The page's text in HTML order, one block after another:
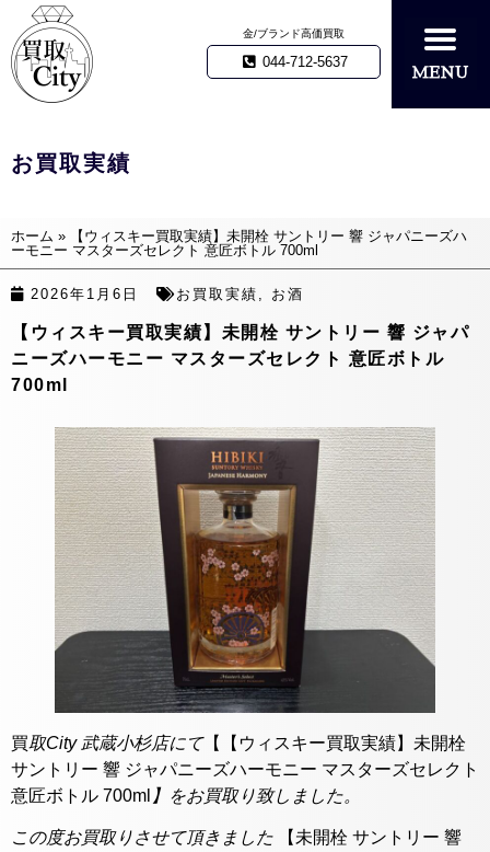
金/ブランド高価買取
044-712-5637
お買取実績
ホーム »
【ウィスキー買取実績】未開栓 サントリー 響 ジャパニーズハ
ーモニー マスターズセレクト 意匠ボトル 700ml
2026年1月6日 お買取実績 お酒
【ウィスキー買取実績】未開栓 サントリー 響 ジャパ
ニーズハーモニー マスターズセレクト 意匠ボトル
700ml
買取City 武蔵小杉店にて【【ウィスキー買取実績】未開栓
サントリー 響 ジャパニーズハーモニー マスターズセレクト
意匠ボトル 700ml 】をお買取り致しました。
この度お買取りさせて頂きました
【未開栓 サントリー 響